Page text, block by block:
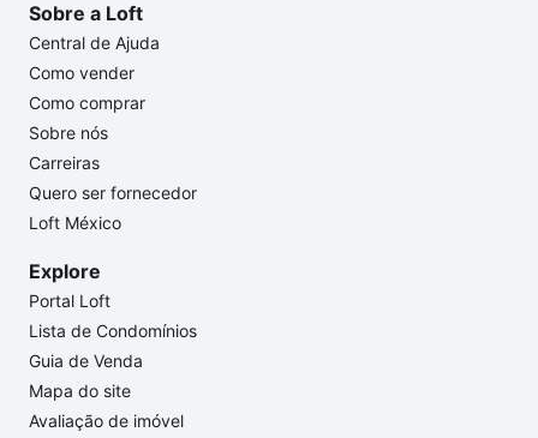
Sobre a Loft
Central de Ajuda
Como vender
Como comprar
Sobre nós
Carreiras
Quero ser fornecedor
Loft México
Explore
Portal Loft
Lista de Condomínios
Guia de Venda
Mapa do site
Avaliação de imóvel